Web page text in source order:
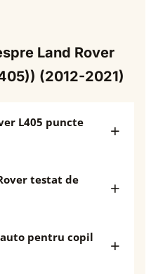
Land Rover
(2012-2021)
L405 puncte
testat de
pentru copil